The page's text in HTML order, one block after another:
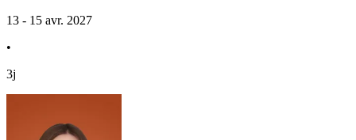
13 - 15 avr. 2027
•
3j